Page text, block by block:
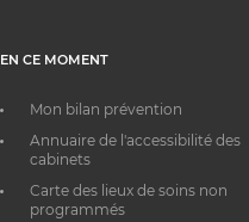
EN CE MOMENT
Mon bilan prévention
Annuaire de l'accessibilité des
cabinets
Carte des lieux de soins non
programmés